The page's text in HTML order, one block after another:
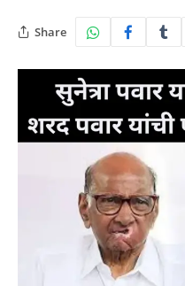
Share